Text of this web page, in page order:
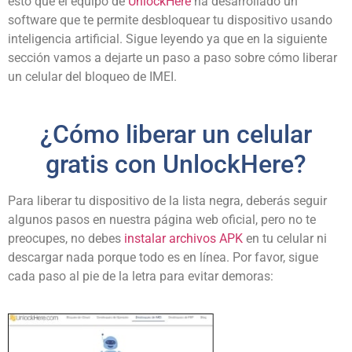
software que te permite desbloquear tu dispositivo usando
inteligencia artificial. Sigue leyendo ya que en la siguiente
sección vamos a dejarte un paso a paso sobre cómo liberar
un celular del bloqueo de IMEI.
¿Cómo liberar un celular
gratis con UnlockHere?
Para liberar tu dispositivo de la lista negra, deberás seguir
algunos pasos en nuestra página web oficial, pero no te
preocupes, no debes instalar archivos APK en tu celular ni
descargar nada porque todo es en línea. Por favor, sigue
cada paso al pie de la letra para evitar demoras: